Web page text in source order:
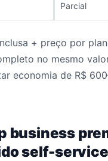
Parcial
+ preço por
no mesmo
economia de R$
business
self-